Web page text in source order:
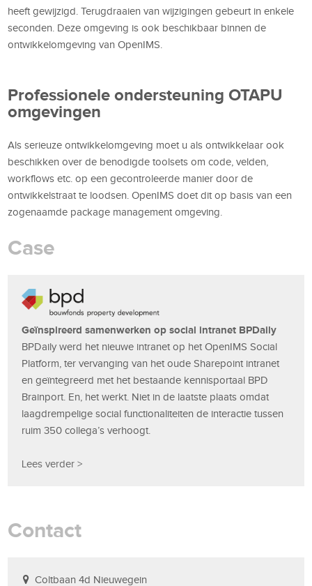
heeft gewijzigd. Terugdraaien van wijzigingen gebeurt in enkele
seconden. Deze omgeving is ook beschikbaar binnen de
ontwikkelomgeving van OpenIMS.
Professionele ondersteuning OTAPU
omgevingen
Als serieuze ontwikkelomgeving moet u als ontwikkelaar ook
beschikken over de benodigde toolsets om code, velden,
workflows etc. op een gecontroleerde manier door de
ontwikkelstraat te loodsen. OpenIMS doet dit op basis van een
zogenaamde package management omgeving.
Case
Geïnspireerd samenwerken op social intranet BPDaily
BPDaily werd het nieuwe intranet op het OpenIMS Social
Platform, ter vervanging van het oude Sharepoint intranet
en geïntegreerd met het bestaande kennisportaal BPD
Brainport. En, het werkt. Niet in de laatste plaats omdat
laagdrempelige social functionaliteiten de interactie tussen
ruim 350 collega’s verhoogt.
Lees verder >
Contact
Coltbaan 4d Nieuwegein